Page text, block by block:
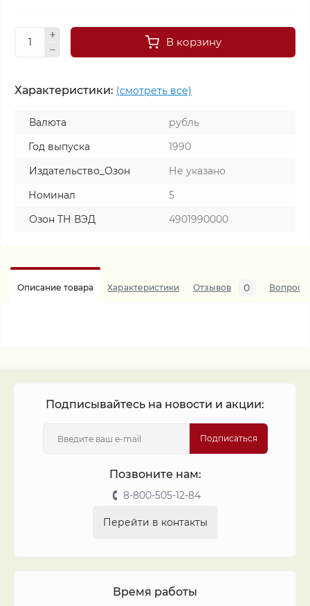
В корзину
Характеристики: (смотреть все)
Валюта
рубль
Год выпуска
1990
Издательство_Озон
Не указано
Номинал
5
Озон ТН ВЭД
4901990000
Описание товара Характеристики Отзывов 0 Вопросы
Подписывайтесь на новости и акции:
Подписаться
Позвоните нам:
8-800-505-12-84
Перейти в контакты
Время работы